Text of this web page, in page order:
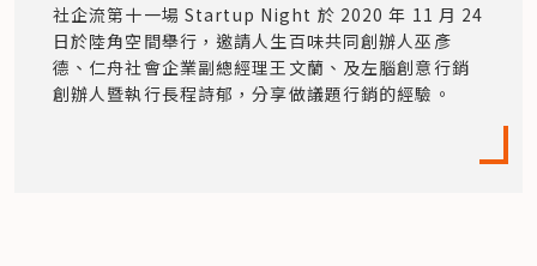
社企流第十一場 Startup Night 於 2020 年 11 月 24
日於陸角空間舉行，邀請人生百味共同創辦人巫彥
德、仁舟社會企業副總經理王文蘭、及左腦創意行銷
創辦人暨執行長程詩郁，分享做議題行銷的經驗。